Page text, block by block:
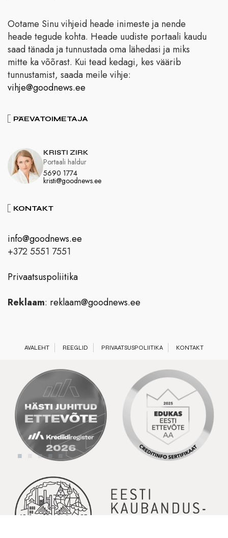
Ootame Sinu vihjeid heade inimeste ja nende
heade tegude kohta. Heade uudiste portaali kaudu
saad tänada ja tunnustada oma lähedasi ja miks
mitte ka võõrast. Kui tead kedagi, kes väärib
tunnustamist, saada meile vihje:
vihje@goodnews.ee
PÄEVATOIMETAJA
KRISTI ZIRK
5690 1774
kristi@goodnews.ee
Portaali haldur
KONTAKT
info@goodnews.ee
+372 5551 7551
Privaatsuspoliitika
Reklaam: reklaam@goodnews.ee
AVALEHT REEGLID PRIVAATSUSPOLIITIKA KONTAKT